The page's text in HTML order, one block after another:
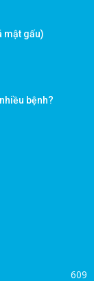
mật gấu)
bệnh?
609